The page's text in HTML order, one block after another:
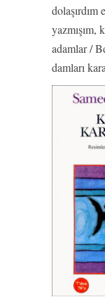
yazmışım,
adamlar /
damları